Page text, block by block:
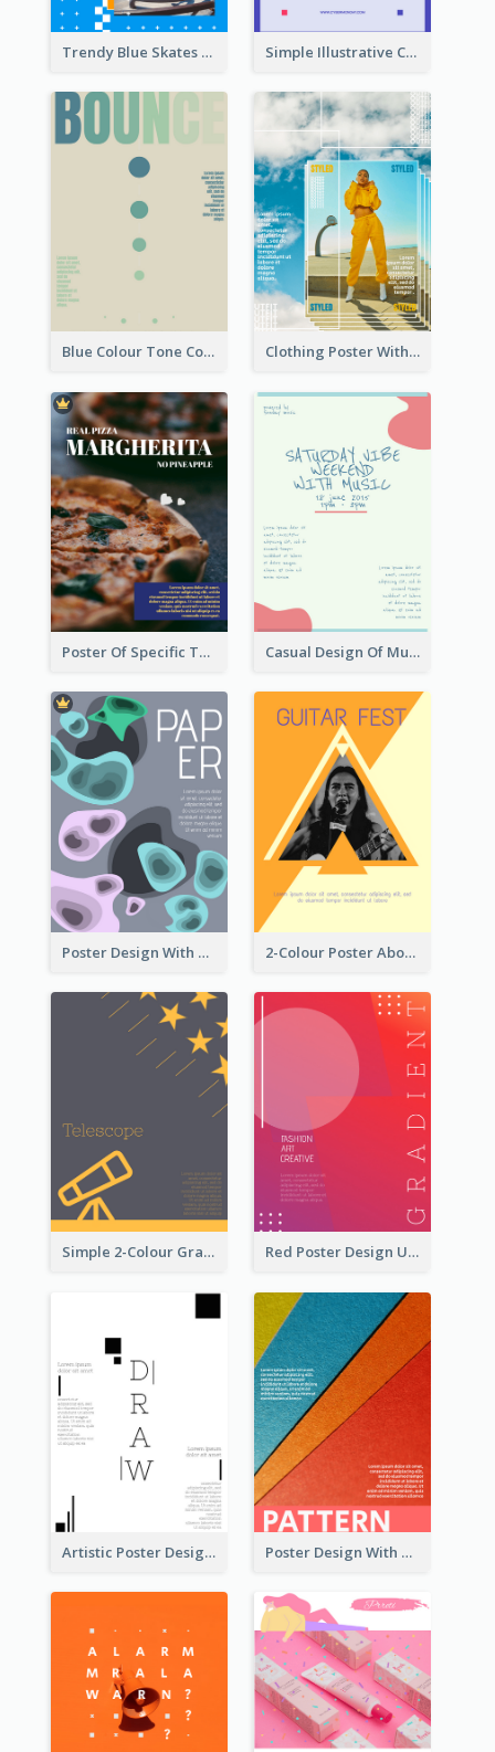
Trendy Blue Skates Photos Christmas Sale Poster Simple Illustrative Cyber Monday Sales Poster Design
Blue Colour Tone Colour Gradient Poster Clothing Poster With Linear Decorations
Poster Of Specific Type Of Pizza Casual Design Of Music Event Poster
Poster Design With Blobs And Gradient 2-Colour Poster About Music Festival
Simple 2-Colour Graphic Design Poster Of Telescope Red Poster Design Using Gradient
Artistic Poster Design With Good Using Of Space Poster Design With Clear Colour Division